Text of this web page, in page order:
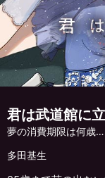
君は武道館に
夢の消費期限は何歳…
多田基生